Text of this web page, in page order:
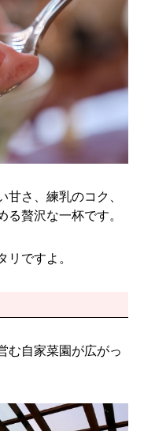
さ、練乳のコク、
る贅沢な一杯です。
リですよ。
む自家菜園が広がっ